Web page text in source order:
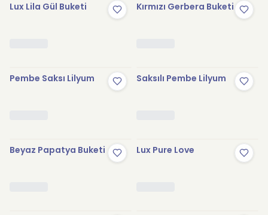
Lux Lila Gül Buketi Kırmızı Gerbera Buketi
Pembe Saksı Lilyum Saksılı Pembe Lilyum
Beyaz Papatya Buketi Lux Pure Love